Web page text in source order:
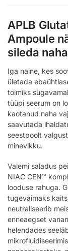
APLB
Ampoule
sileda
Iga naine, kes
ületada
toimiks
tüüpi seerum on
kaotanud naha
saavutada
seestpoolt
minevikku.
Valemi saladus
NIAC CEN™
looduse rahuga.
tugevaimaks
neutraliseerib
enneaegset
helendades